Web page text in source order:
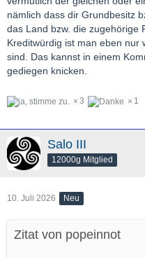
nämlich dass dir Grundbesitz
das Land bzw. die zugehörige
Kreditwürdig ist man eben nur
sind. Das kannst in einem
gediegen knicken.
3 1
Salo III
12000g Mitglied
10. Juli 2026 Neu
Zitat von popeinnot